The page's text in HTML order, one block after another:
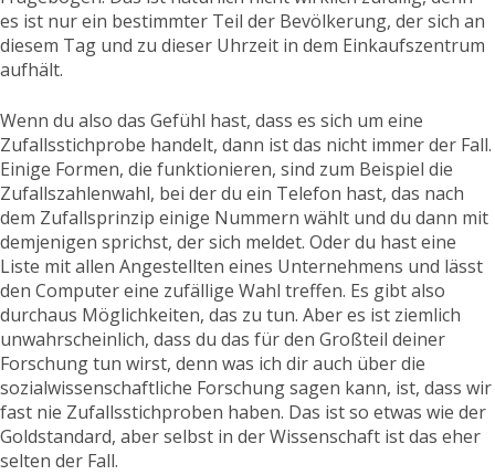
es ist nur ein bestimmter Teil der Bevölkerung, der sich an
diesem Tag und zu dieser Uhrzeit in dem Einkaufszentrum
aufhält.
Wenn du also das Gefühl hast, dass es sich um eine
Zufallsstichprobe handelt, dann ist das nicht immer der Fall.
Einige Formen, die funktionieren, sind zum Beispiel die
Zufallszahlenwahl, bei der du ein Telefon hast, das nach
dem Zufallsprinzip einige Nummern wählt und du dann mit
demjenigen sprichst, der sich meldet. Oder du hast eine
Liste mit allen Angestellten eines Unternehmens und lässt
den Computer eine zufällige Wahl treffen. Es gibt also
durchaus Möglichkeiten, das zu tun. Aber es ist ziemlich
unwahrscheinlich, dass du das für den Großteil deiner
Forschung tun wirst, denn was ich dir auch über die
sozialwissenschaftliche Forschung sagen kann, ist, dass wir
fast nie Zufallsstichproben haben. Das ist so etwas wie der
Goldstandard, aber selbst in der Wissenschaft ist das eher
selten der Fall.